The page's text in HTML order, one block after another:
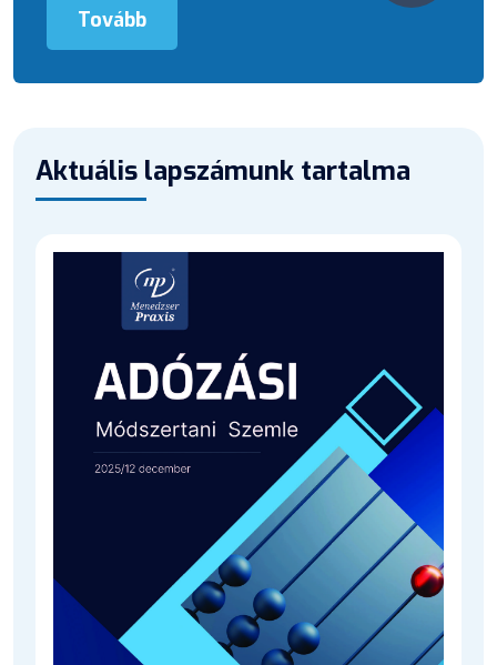
Tovább
Aktuális lapszámunk tartalma